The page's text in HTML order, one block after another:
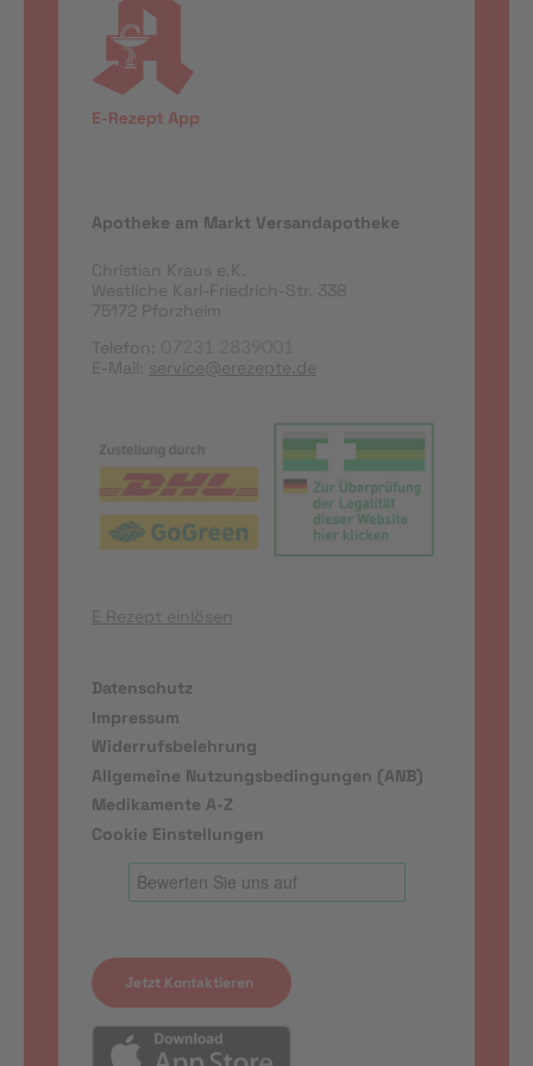
Apotheke am Markt Versandapotheke
Christian Kraus e.K.
Westliche Karl-Friedrich-Str. 338
75172 Pforzheim
Telefon:
E-Mail: service@erezepte.de
E Rezept einlösen
Datenschutz
Impressum
Widerrufsbelehrung
Allgemeine Nutzungsbedingungen (ANB)
Medikamente A-Z
Cookie Einstellungen
Jetzt Kontaktieren